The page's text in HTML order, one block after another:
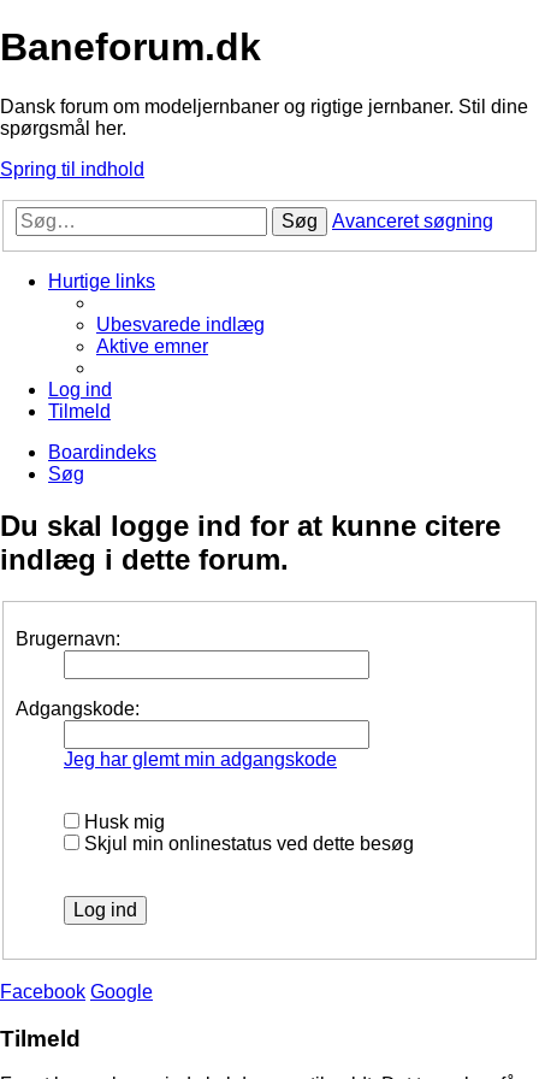
Baneforum.dk
Dansk forum om modeljernbaner og rigtige jernbaner. Stil dine
spørgsmål her.
Spring til indhold
Søg Avanceret søgning
Hurtige links
Ubesvarede indlæg
Aktive emner
Log ind
Tilmeld
Boardindeks
Søg
Du skal logge ind for at kunne citere
indlæg i dette forum.
Brugernavn:
Adgangskode:
Jeg har glemt min adgangskode
Husk mig
Skjul min onlinestatus ved dette besøg
Facebook Google
Tilmeld